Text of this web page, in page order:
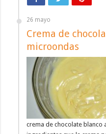
26 mayo
Crema de
microondas
crema de chocolate blanco